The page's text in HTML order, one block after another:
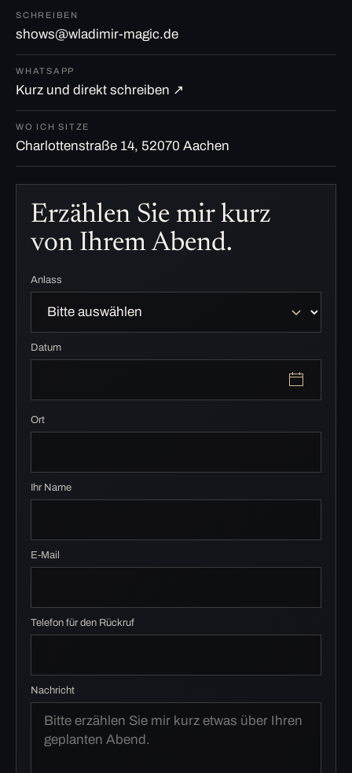
SCHREIBEN
shows@wladimir-magic.de
WHATSAPP
Kurz und direkt schreiben ↗
WO ICH SITZE
Charlottenstraße 14, 52070 Aachen
Erzählen Sie mir kurz
von Ihrem Abend.
Anlass
Datum
Ort
Ihr Name
E-Mail
Telefon für den Rückruf
Nachricht